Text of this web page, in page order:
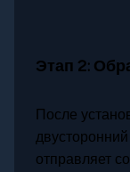
Этап 2:
После
отправляет